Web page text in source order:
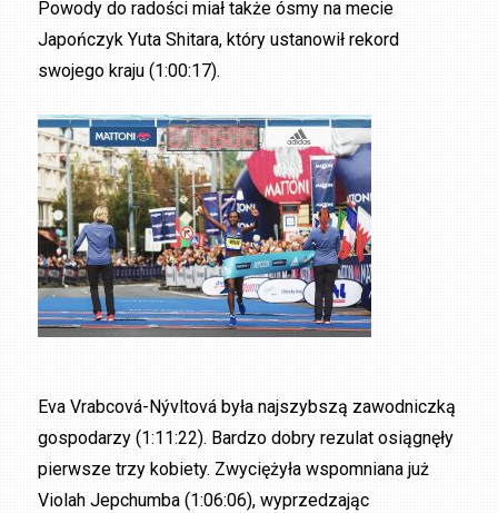
Powody do radości miał także ósmy na mecie
Japończyk Yuta Shitara, który ustanowił rekord
swojego kraju (1:00:17).
Eva Vrabcová-Nývltová była najszybszą zawodniczką
gospodarzy (1:11:22). Bardzo dobry rezulat osiągnęły
pierwsze trzy kobiety. Zwyciężyła wspomniana już
Violah Jepchumba (1:06:06), wyprzedzając